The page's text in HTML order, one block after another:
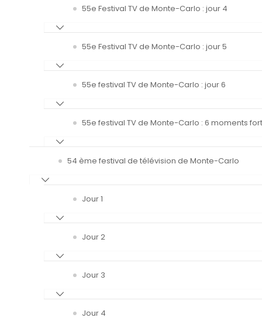
55e Festival TV de Monte-Carlo : jour 4
55e Festival TV de Monte-Carlo : jour 5
55e festival TV de Monte-Carlo : jour 6
55e festival TV de Monte-Carlo : 6 moments
54 ème festival de télévision de Monte-Carlo
Jour 1
Jour 2
Jour 3
Jour 4